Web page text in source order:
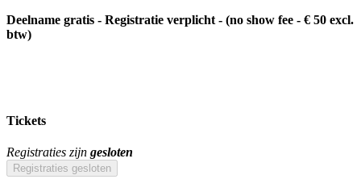
Deelname gratis - Registratie verplicht - (no show fee - € 50 excl.
btw)
Tickets
Registraties zijn gesloten
Registraties gesloten